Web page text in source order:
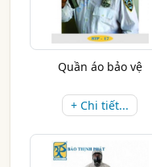
Quần áo bảo vệ
+ Chi tiết...